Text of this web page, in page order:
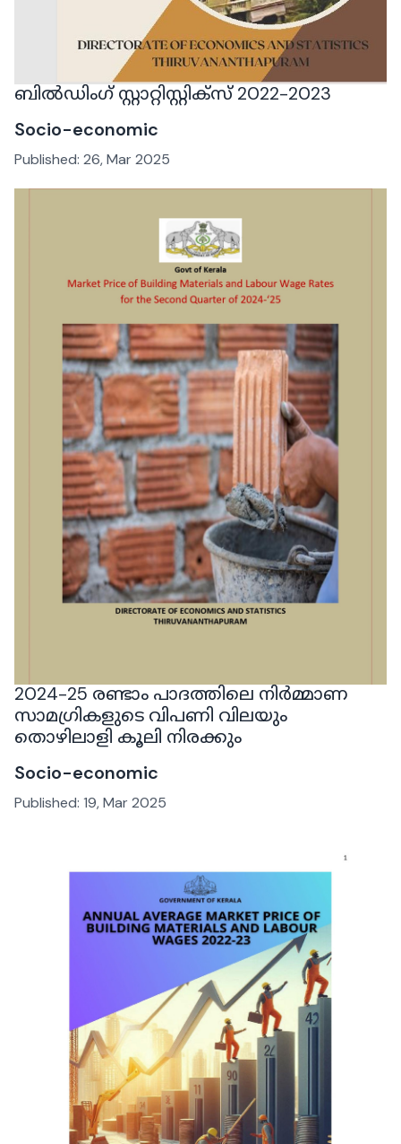
ബില്‍ഡിംഗ് സ്റ്റാറ്റിസ്റ്റിക്സ് 2022-2023
Socio-economic
Published: 26, Mar 2025
2024-25 രണ്ടാം പാദത്തിലെ നിർമ്മാണ
സാമഗ്രികളുടെ വിപണി വിലയും
തൊഴിലാളി കൂലി നിരക്കും
Socio-economic
Published: 19, Mar 2025